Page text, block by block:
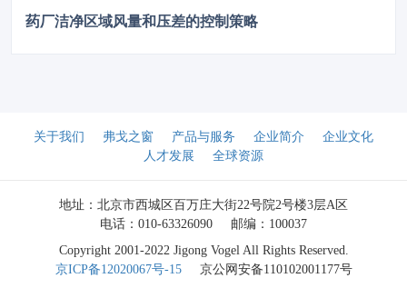
药厂洁净区域风量和压差的控制策略
关于我们 弗戈之窗 产品与服务 企业简介
企业文化
人才发展
全球资源
地址：北京市西城区百万庄大街22号院2号楼3层A区
电话：010-63326090
邮编：100037
Copyright 2001-2022 Jigong Vogel All Rights Reserved.
京ICP备12020067号-15
京公网安备110102001177号